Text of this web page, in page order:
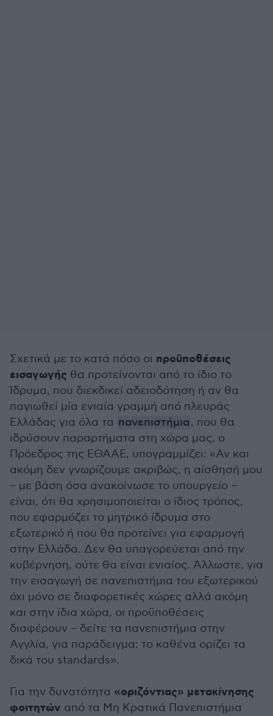
Σχετικά με το κατά πόσο οι προϋποθέσεις
εισαγωγής θα προτείνονται από το ίδιο το
Ίδρυμα, που διεκδικεί αδειοδότηση ή αν θα
παγιωθεί μία ενιαία γραμμή από πλευράς
Ελλάδας για όλα τα πανεπιστήμια, που θα
ιδρύσουν παραρτήματα στη χώρα μας, ο
Πρόεδρος της ΕΘΑΑΕ, υπογραμμίζει: «Αν και
ακόμη δεν γνωρίζουμε ακριβώς, η αίσθησή μου
– με βάση όσα ανακοίνωσε το υπουργείο –
είναι, ότι θα χρησιμοποιείται ο ίδιος τρόπος,
που εφαρμόζει το μητρικό ίδρυμα στο
εξωτερικό ή που θα προτείνει για εφαρμογή
στην Ελλάδα. Δεν θα υπαγορεύεται από την
κυβέρνηση, ούτε θα είναι ενιαίος. Άλλωστε, για
την εισαγωγή σε πανεπιστήμια του εξωτερικού
όχι μόνο σε διαφορετικές χώρες αλλά ακόμη
και στην ίδια χώρα, οι προϋποθέσεις
διαφέρουν – δείτε τα πανεπιστήμια στην
Αγγλία, για παράδειγμα: το καθένα ορίζει τα
δικά του standards».
Για την δυνατότητα «οριζόντιας» μετακίνησης
φοιτητών από τα Μη Κρατικά Πανεπιστήμια